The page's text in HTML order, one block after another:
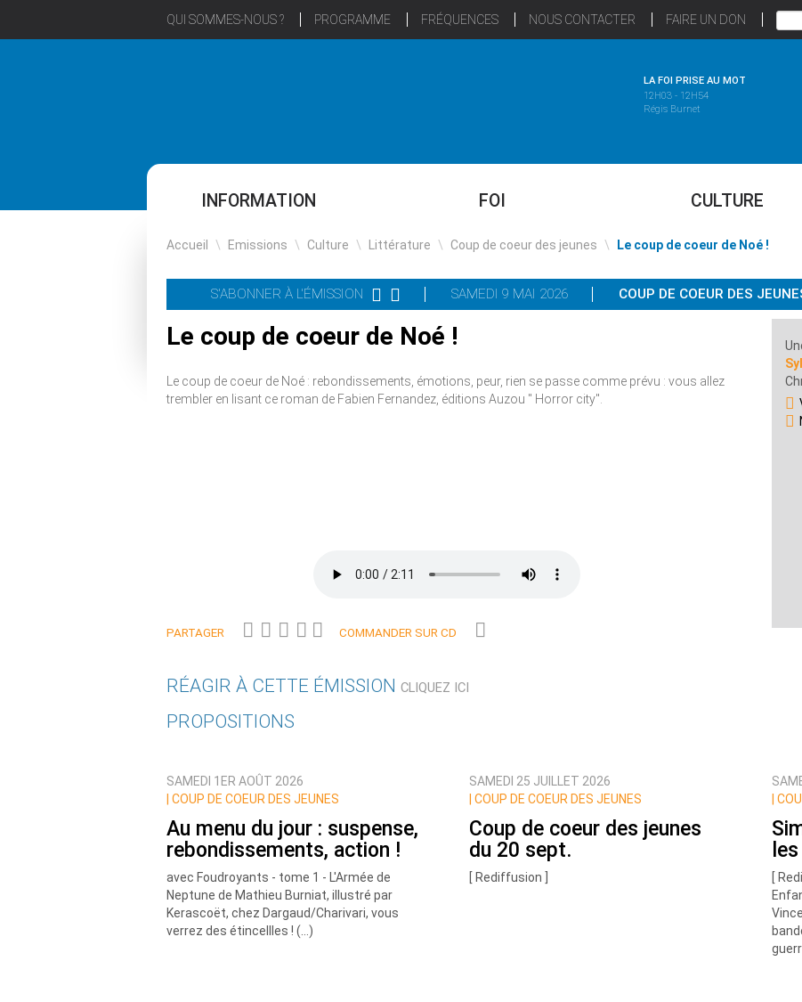
QUI SOMMES-NOUS ? PROGRAMME FRÉQUENCES NOUS CONTACTER FAIRE UN DON
LA FOI PRISE AU MOT
12H03 - 12H54
Régis Burnet
INFORMATION FOI CULTURE
Accueil \ Emissions \ Culture \ Littérature \ Coup de coeur des jeunes \ Le coup de coeur de Noé !
S'ABONNER À L'ÉMISSION SAMEDI 9 MAI 2026 COUP DE COEUR DES
Le coup de coeur de Noé !
Le coup de coeur de Noé : rebondissements, émotions, peur, rien se passe comme prévu : vous allez
trembler en lisant ce roman de Fabien Fernandez, éditions Auzou " Horror city".
PARTAGER COMMANDER SUR CD
RÉAGIR À CETTE ÉMISSION CLIQUEZ ICI
Nom
Ajoutez votre commentaire ici
PROPOSITIONS
SAMEDI 1ER AOÛT 2026
COUP DE COEUR DES JEUNES
Au menu du jour : suspense,
rebondissements, action !
avec Foudroyants - tome 1 - L'Armée de
Neptune de Mathieu Burniat, illustré par
Kerascoët, chez Dargaud/Charivari, vous
verrez des étincellles ! (…)
SAMEDI 25 JUILLET 2026
COUP DE COEUR DES JEUNES
Coup de coeur des jeunes
du 20 sept.
[ Rediffusion ]
[